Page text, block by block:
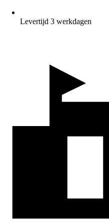
Levertijd 3 werkdagen